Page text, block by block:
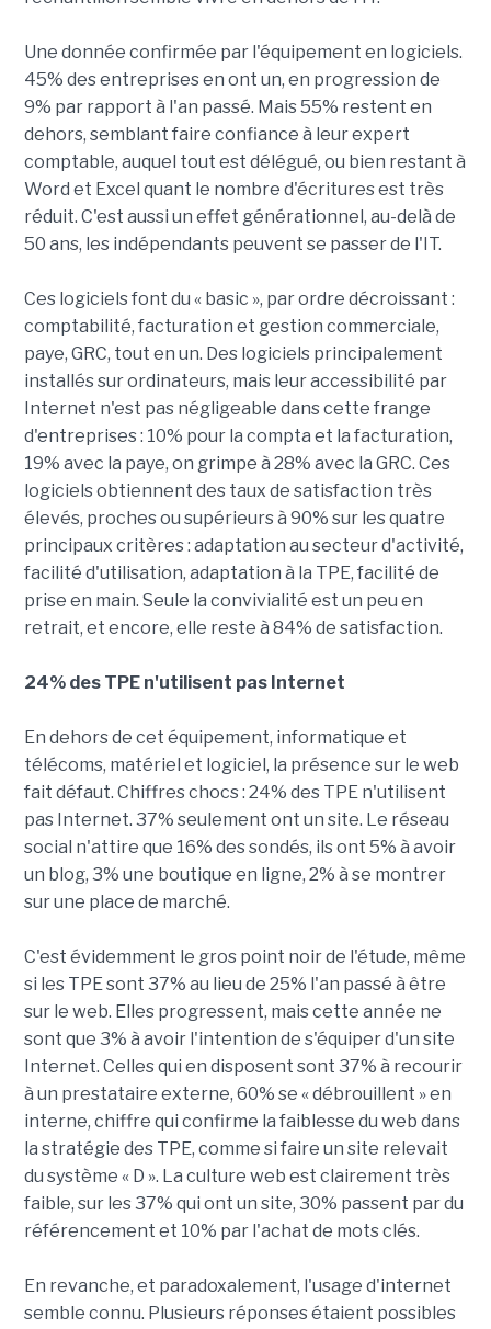
Une donnée confirmée par l'équipement en logiciels.
45% des entreprises en ont un, en progression de
9% par rapport à l'an passé. Mais 55% restent en
dehors, semblant faire confiance à leur expert
comptable, auquel tout est délégué, ou bien restant à
Word et Excel quant le nombre d'écritures est très
réduit. C'est aussi un effet générationnel, au-delà de
50 ans, les indépendants peuvent se passer de l'IT.
Ces logiciels font du « basic », par ordre décroissant :
comptabilité, facturation et gestion commerciale,
paye, GRC, tout en un. Des logiciels principalement
installés sur ordinateurs, mais leur accessibilité par
Internet n'est pas négligeable dans cette frange
d'entreprises : 10% pour la compta et la facturation,
19% avec la paye, on grimpe à 28% avec la GRC. Ces
logiciels obtiennent des taux de satisfaction très
élevés, proches ou supérieurs à 90% sur les quatre
principaux critères : adaptation au secteur d'activité,
facilité d'utilisation, adaptation à la TPE, facilité de
prise en main. Seule la convivialité est un peu en
retrait, et encore, elle reste à 84% de satisfaction.
24% des TPE n'utilisent pas Internet
En dehors de cet équipement, informatique et
télécoms, matériel et logiciel, la présence sur le web
fait défaut. Chiffres chocs : 24% des TPE n'utilisent
pas Internet. 37% seulement ont un site. Le réseau
social n'attire que 16% des sondés, ils ont 5% à avoir
un blog, 3% une boutique en ligne, 2% à se montrer
sur une place de marché.
C'est évidemment le gros point noir de l'étude, même
si les TPE sont 37% au lieu de 25% l'an passé à être
sur le web. Elles progressent, mais cette année ne
sont que 3% à avoir l'intention de s'équiper d'un site
Internet. Celles qui en disposent sont 37% à recourir
à un prestataire externe, 60% se « débrouillent » en
interne, chiffre qui confirme la faiblesse du web dans
la stratégie des TPE, comme si faire un site relevait
du système « D ». La culture web est clairement très
faible, sur les 37% qui ont un site, 30% passent par du
référencement et 10% par l'achat de mots clés.
En revanche, et paradoxalement, l'usage d'internet
semble connu. Plusieurs réponses étaient possibles